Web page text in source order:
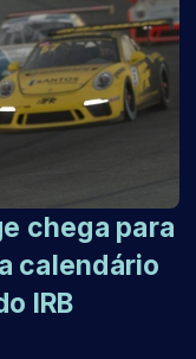
chega para
calendário
IRB